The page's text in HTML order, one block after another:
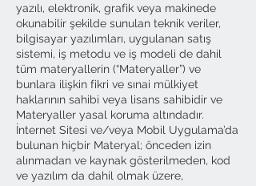
yazılı, elektronik, grafik veya makinede
okunabilir şekilde sunulan teknik veriler,
bilgisayar yazılımları, uygulanan satış
sistemi, iş metodu ve iş modeli de dahil
tüm materyallerin (“Materyaller”) ve
bunlara ilişkin fikri ve sınai mülkiyet
haklarının sahibi veya lisans sahibidir ve
Materyaller yasal koruma altındadır.
İnternet Sitesi ve/veya Mobil Uygulama’da
bulunan hiçbir Materyal; önceden izin
alınmadan ve kaynak gösterilmeden, kod
ve yazılım da dahil olmak üzere,